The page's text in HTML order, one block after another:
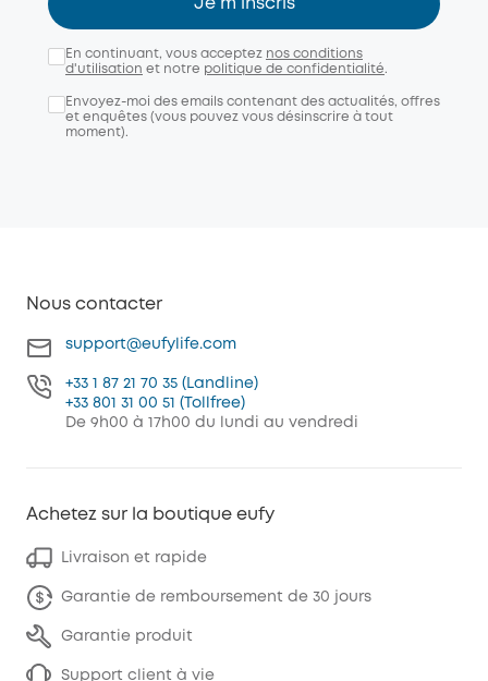
Je m'inscris
En continuant, vous acceptez nos conditions
d'utilisation et notre politique de confidentialité.
Envoyez-moi des emails contenant des actualités, offres
et enquêtes (vous pouvez vous désinscrire à tout
moment).
Nous contacter
support@eufylife.com
+33 1 87 21 70 35 (Landline)
+33 801 31 00 51 (Tollfree)
De 9h00 à 17h00 du lundi au vendredi
Achetez sur la boutique eufy
Livraison et rapide
Garantie de remboursement de 30 jours
Garantie produit
Support client à vie